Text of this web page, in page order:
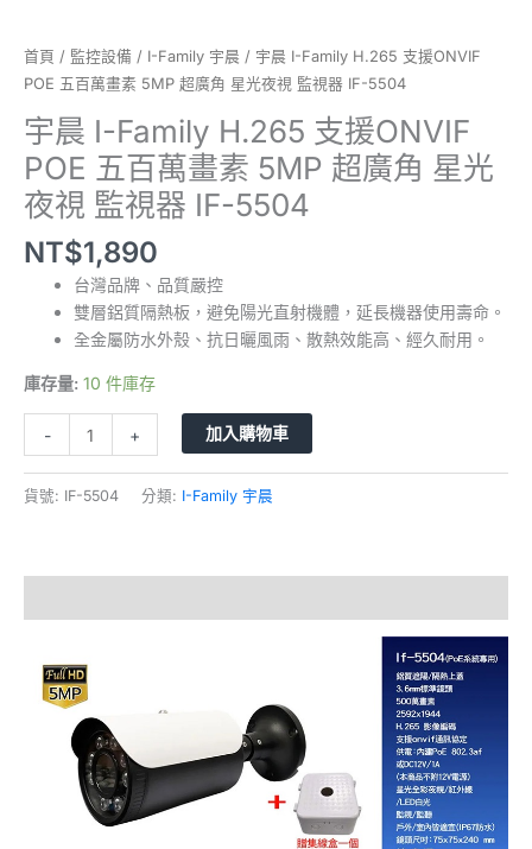
首頁 / 監控設備 / I-Family 宇晨 / 宇晨 I-Family H.265 支援ONVIF
POE 五百萬畫素 5MP 超廣角 星光夜視 監視器 IF-5504
宇晨 I-Family H.265 支援ONVIF
POE 五百萬畫素 5MP 超廣角 星光
夜視 監視器 IF-5504
NT$1,890
台灣品牌、品質嚴控
雙層鋁質隔熱板，避免陽光直射機體，延長機器使用壽命。
全金屬防水外殼、抗日曬風雨、散熱效能高、經久耐用。
庫存量: 10 件庫存
-
光
夜
視
監
視
器
IF-
5504
+ 加入購物車
貨號: IF-5504 分類: I-Family 宇晨